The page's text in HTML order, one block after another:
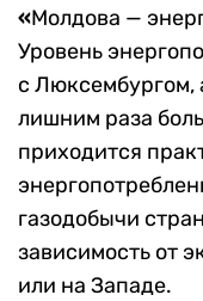
«Молдова —
Уровень
с Люксембургом,
лишним раза
приходится
газодобычи
зависимость от
или на Западе.